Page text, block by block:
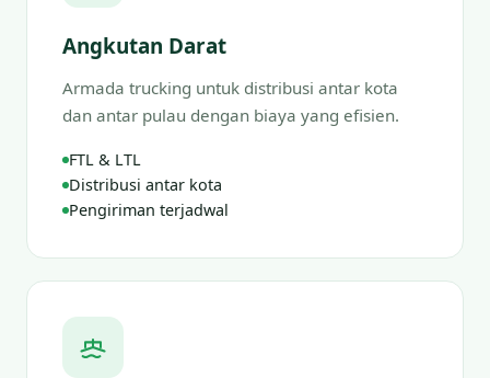
Angkutan Darat
Armada trucking untuk distribusi antar kota
dan antar pulau dengan biaya yang efisien.
FTL & LTL
Distribusi antar kota
Pengiriman terjadwal